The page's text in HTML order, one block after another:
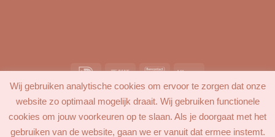
MIJN ACCOUNT FAVORIETEN BLOG CONTACT
Wij gebruiken analytische cookies om ervoor te zorgen dat onze
website zo optimaal mogelijk draait. Wij gebruiken functionele
cookies om jouw voorkeuren op te slaan. Als je doorgaat met het
gebruiken van de website, gaan we er vanuit dat ermee instemt.